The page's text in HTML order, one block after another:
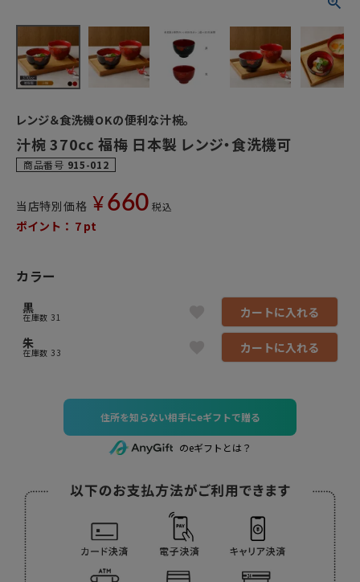
レンジ＆食洗機OKの便利な汁椀。
汁椀 370cc 福梅 日本製 レンジ・食洗機可
商品番号 915-012
当店特別価格 ¥ 660 税込
ポイント： 7 pt
カラー
黒
在庫数 31
カートに入れる
朱
在庫数 33 カートに入れる
住所を知らない相手にeギフトで贈る
のeギフトとは？